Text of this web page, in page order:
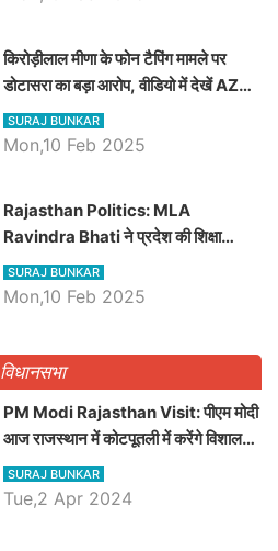
किरोड़ीलाल मीणा के फोन टैपिंग मामले पर
डोटासरा का बड़ा आरोप, वीडियो में देखें AZ
बड़ी खबरें
SURAJ BUNKAR
Mon,10 Feb 2025
Rajasthan Politics: MLA
Ravindra Bhati ने प्रदेश की शिक्षा
व्यवस्था पर उठाए सवाल, Madan
Dilawar पर हमला करते हुए गिनवाये खाली
SURAJ BUNKAR
Mon,10 Feb 2025
विधानसभा
PM Modi Rajasthan Visit: पीएम मोदी
आज राजस्थान में कोटपूतली में करेंगे विशाल
रैली, एक सभा से 8 सीटों पर साधेगें निशाना
SURAJ BUNKAR
Tue,2 Apr 2024